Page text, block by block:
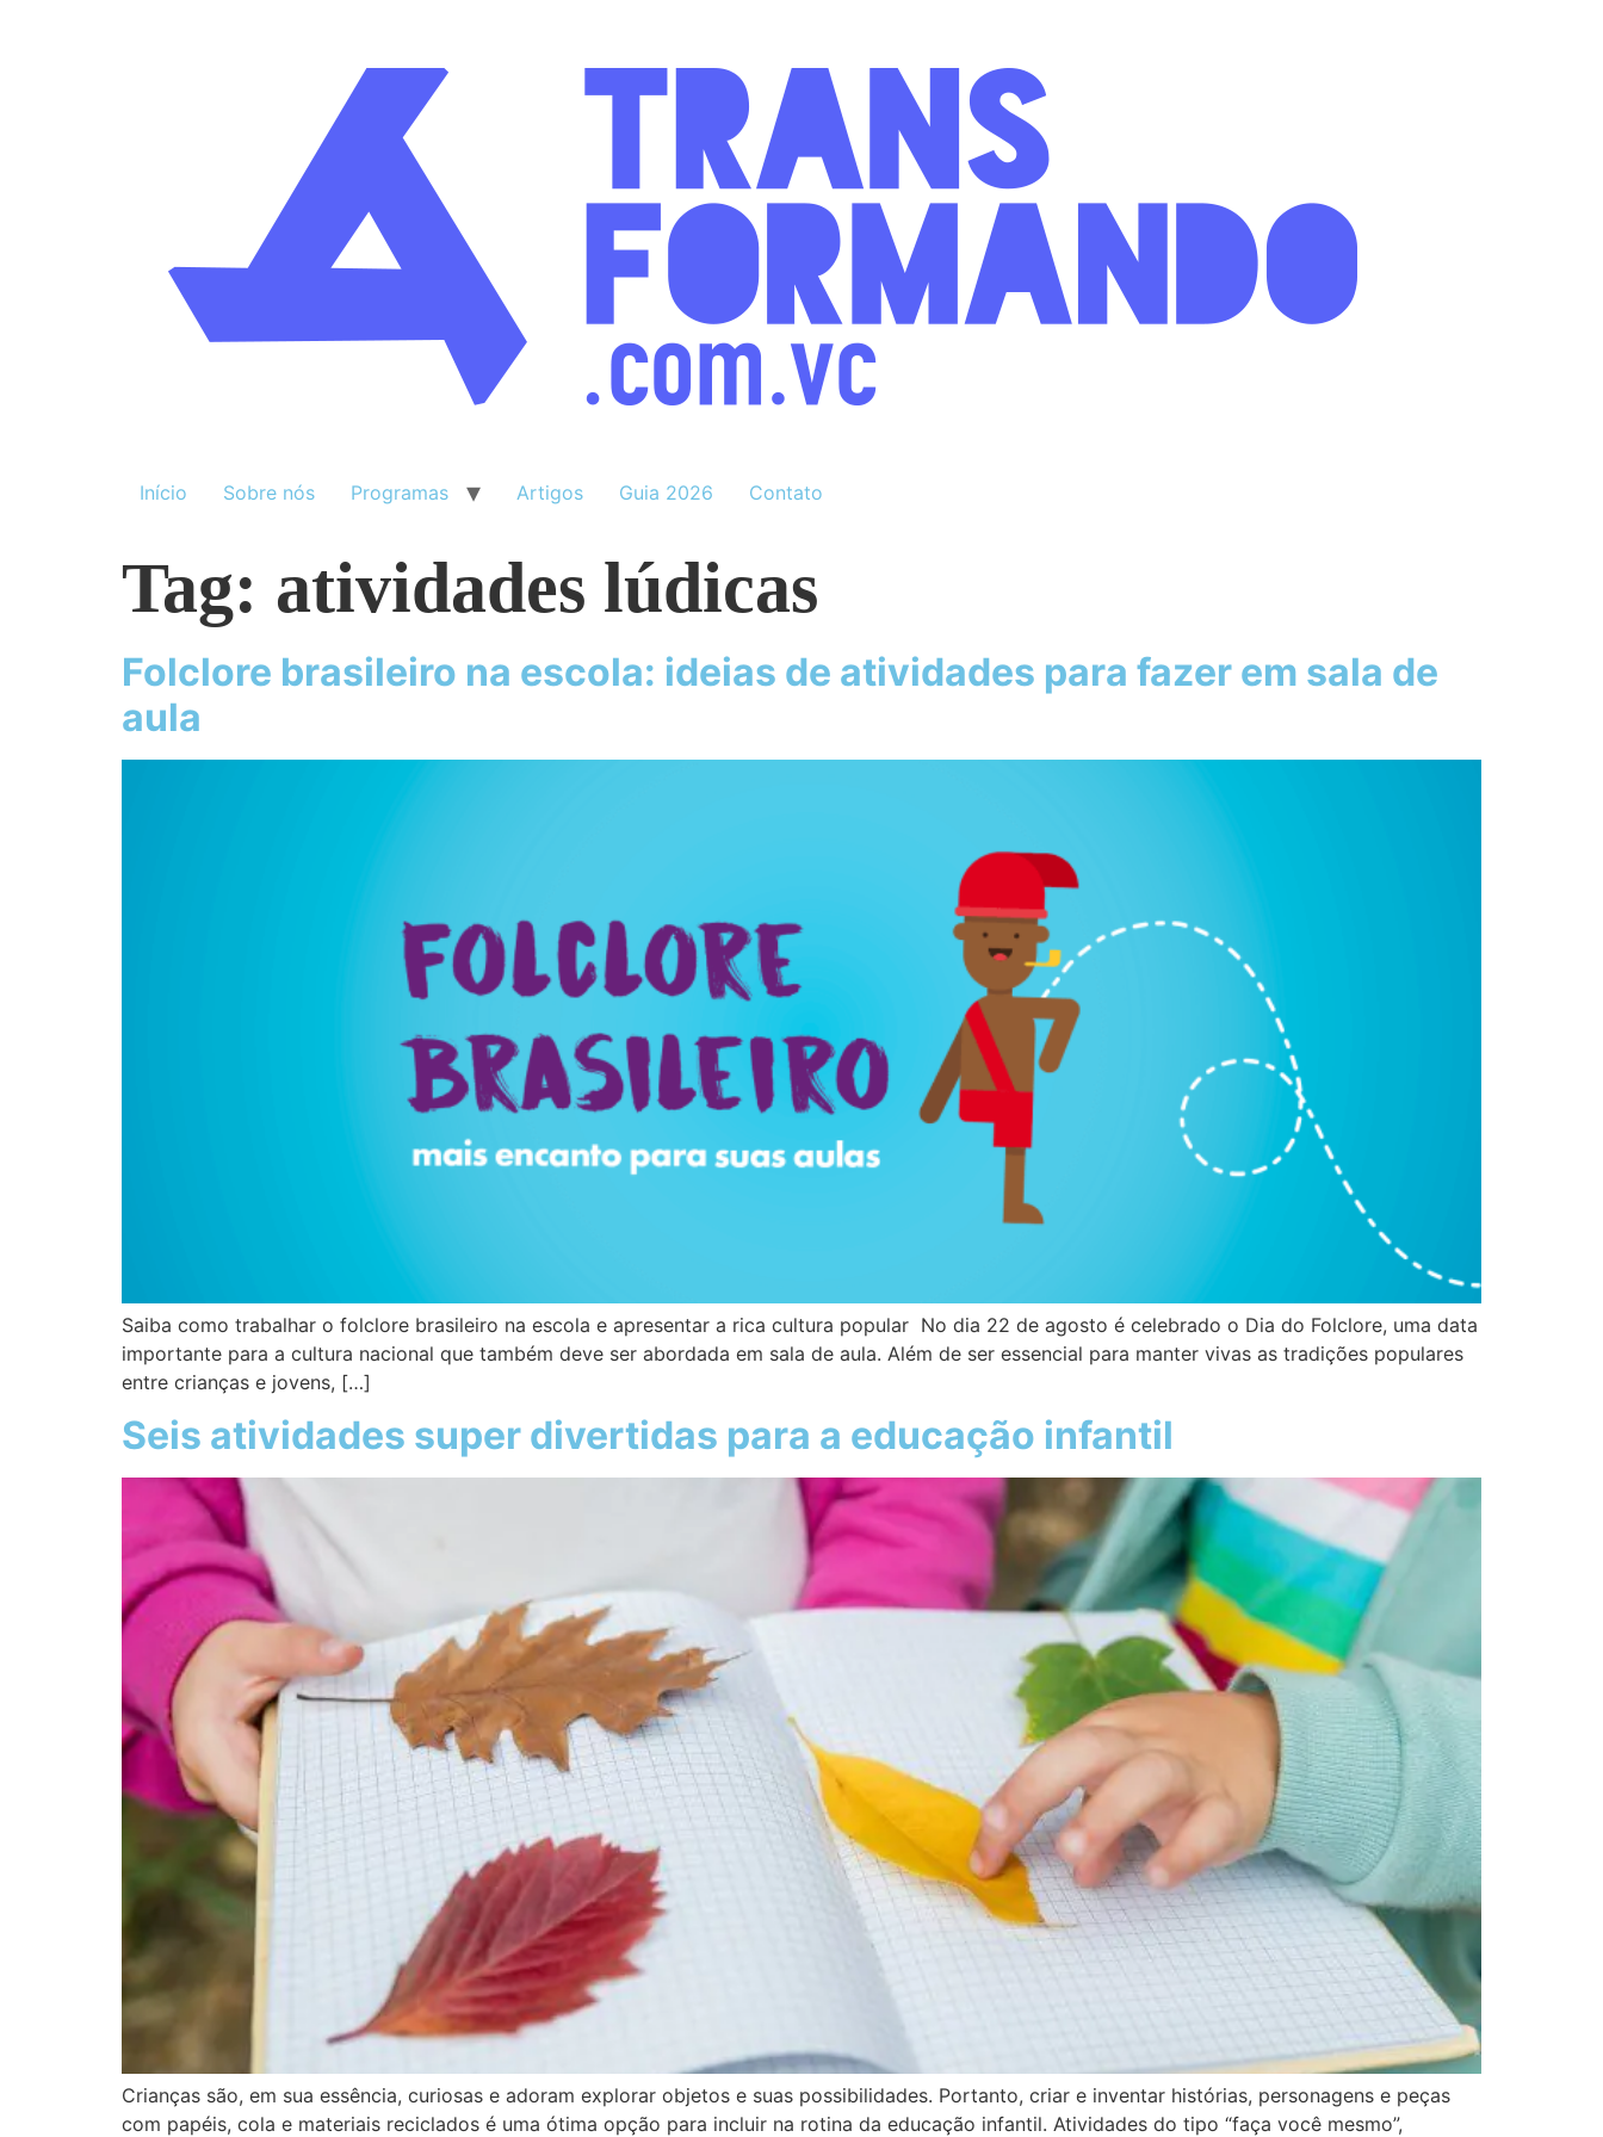
Início Sobre nós Programas Artigos Guia 2026 Contato
Tag: atividades lúdicas
Folclore brasileiro na escola: ideias de atividades para fazer em sala de
aula
Saiba como trabalhar o folclore brasileiro na escola e apresentar a rica cultura popular No dia 22 de agosto é celebrado o Dia do Folclore, uma data
importante para a cultura nacional que também deve ser abordada em sala de aula. Além de ser essencial para manter vivas as tradições populares
entre crianças e jovens, […]
Seis atividades super divertidas para a educação infantil
Crianças são, em sua essência, curiosas e adoram explorar objetos e suas possibilidades. Portanto, criar e inventar histórias, personagens e peças
com papéis, cola e materiais reciclados é uma ótima opção para incluir na rotina da educação infantil. Atividades do tipo “faça você mesmo”,